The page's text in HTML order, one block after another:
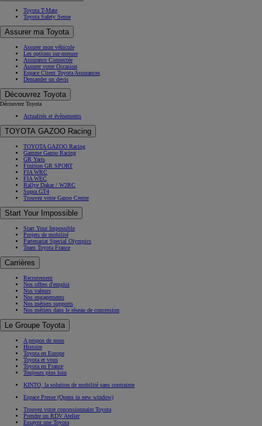
Toyota T-Mate
Toyota Safety Sense
Assurer ma Toyota
Assurer mon véhicule
Les options sur-mesure
Assurance Connectée
Assurer votre Occasion
Espace Client Toyota Assurances
Demander un devis
Découvrez Toyota
Découvrez Toyota
Actualités et évènements
TOYOTA GAZOO Racing
TOYOTA GAZOO Racing
Gamme Gazoo Racing
GR Yaris
Finition GR SPORT
FIA WRC
FIA WEC
Rallye Dakar / W2RC
Supra GT4
Trouvez votre Gazoo Center
Start Your Impossible
Start Your Impossible
Projets de mobilité
Partenariat Special Olympics
Team Toyota France
Carrières
Recrutement
Nos offres d'emploi
Nos valeurs
Nos engagements
Nos métiers supports
Nos métiers dans le réseau de concession
Le Groupe Toyota
A propos de nous
Histoire
Toyota en Europe
Toyota et vous
Toyota en France
Toujours plus loin
KINTO, la solution de mobilité sans contrainte
Espace Presse (Opens in new window)
Trouvez votre concessionnaire Toyota
Prendre un RDV Atelier
Essayez une Toyota